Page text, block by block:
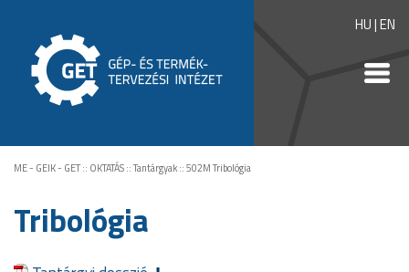
HU|EN
ME - GEIK - GET:: OKTATÁS::Tantárgyak::502M Tribológia
Tribológia